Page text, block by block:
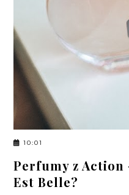
10:01
Perfumy z Action
Est Belle?